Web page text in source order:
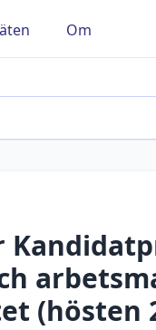
Om
(hösten